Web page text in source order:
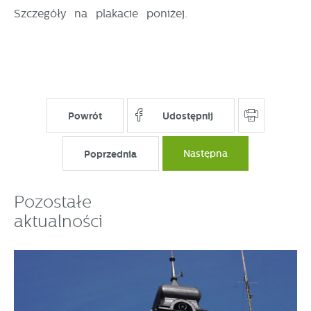
Szczegóły na plakacie poniżej.
Powrót Udostępnij
Poprzednia Następna
Pozostałe
aktualności